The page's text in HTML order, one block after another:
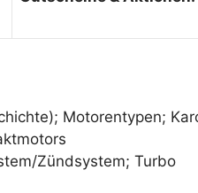
Motorentypen;
Zündsystem; Turbo